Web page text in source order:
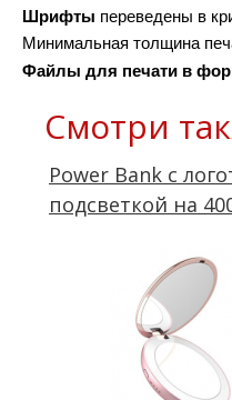
Шрифты переведены в
Минимальная толщина
Файлы для печати в
Смотри
Power Bank с
подсветкой на